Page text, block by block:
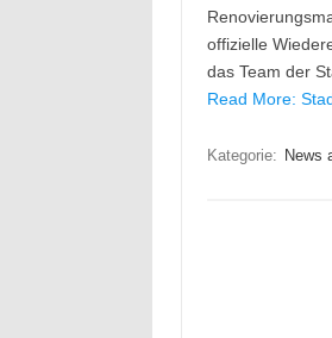
offizielle
das Team der
Read More:
Kategorie: News